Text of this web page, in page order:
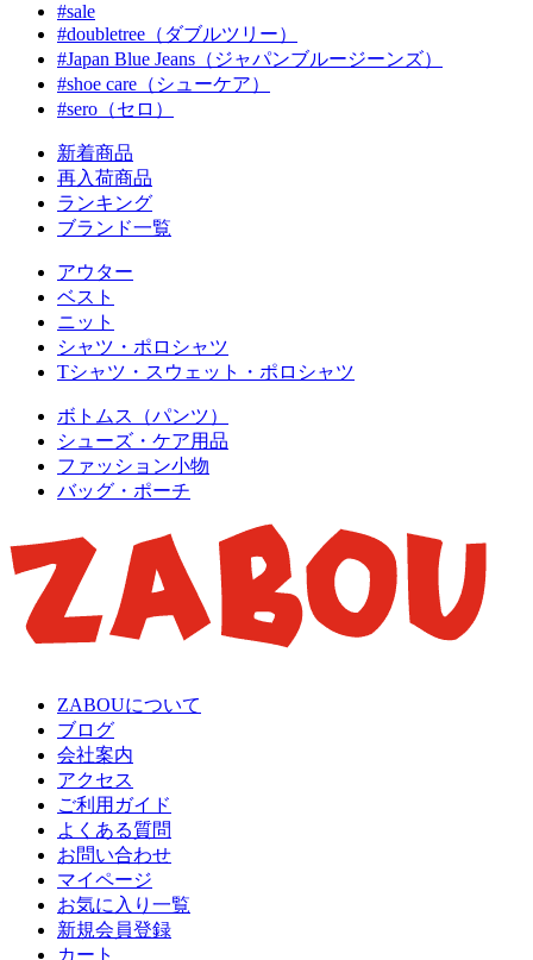
#sale
#doubletree（ダブルツリー）
#Japan Blue Jeans（ジャパンブルージーンズ）
#shoe care（シューケア）
#sero（セロ）
新着商品
再入荷商品
ランキング
ブランド一覧
アウター
ベスト
ニット
シャツ・ポロシャツ
Tシャツ・スウェット・ポロシャツ
ボトムス（パンツ）
シューズ・ケア用品
ファッション小物
バッグ・ポーチ
ZABOUについて
ブログ
会社案内
アクセス
ご利用ガイド
よくある質問
お問い合わせ
マイページ
お気に入り一覧
新規会員登録
カート